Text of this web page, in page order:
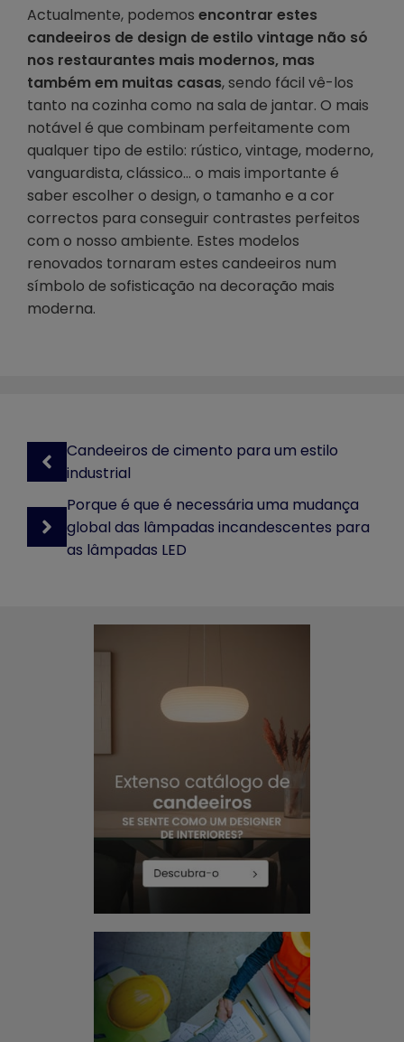
Actualmente, podemos encontrar estes
candeeiros de design de estilo vintage não só
nos restaurantes mais modernos, mas
também em muitas casas, sendo fácil vê-los
tanto na cozinha como na sala de jantar. O mais
notável é que combinam perfeitamente com
qualquer tipo de estilo: rústico, vintage, moderno,
vanguardista, clássico… o mais importante é
saber escolher o design, o tamanho e a cor
correctos para conseguir contrastes perfeitos
com o nosso ambiente. Estes modelos
renovados tornaram estes candeeiros num
símbolo de sofisticação na decoração mais
moderna.
Candeeiros de cimento para um estilo
industrial
Porque é que é necessária uma mudança
global das lâmpadas incandescentes para
as lâmpadas LED